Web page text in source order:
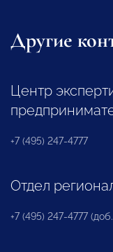
Другие
Центр
+7 (495) 247-4777
Отдел
+7 (495) 247-4777 (доб.